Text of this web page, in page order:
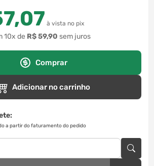
,07 à vista no pix
10x de R$59,90 sem juros
Comprar
Adicionar no carrinho
a partir do faturamento do pedido